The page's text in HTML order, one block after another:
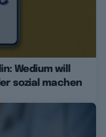
Wedium will
sozial machen